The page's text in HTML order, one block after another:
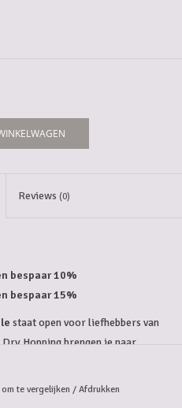
Reviews (0)
bespaar 10%
bespaar 15%
staat open voor liefhebbers van
Hopping brengen je naar
hebt.
te vergelijken / Afdrukken